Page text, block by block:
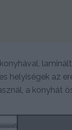
helyiségek az
a konyhát